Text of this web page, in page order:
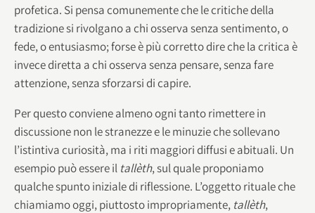
profetica. Si pensa comunemente che le critiche della
tradizione si rivolgano a chi osserva senza sentimento, o
fede, o entusiasmo; forse è più corretto dire che la critica è
invece diretta a chi osserva senza pensare, senza fare
attenzione, senza sforzarsi di capire.
Per questo conviene almeno ogni tanto rimettere in
discussione non le stranezze e le minuzie che sollevano
l’istintiva curiosità, ma i riti maggiori diffusi e abituali. Un
esempio può essere il tallèth, sul quale proponiamo
qualche spunto iniziale di riflessione. L’oggetto rituale che
chiamiamo oggi, piuttosto impropriamente, tallèth,